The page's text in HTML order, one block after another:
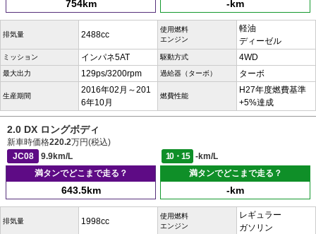
754km -km
排気量 2488cc
使用燃料
エンジン
軽油
ディーゼル
ミッション インパネ5AT 駆動方式 4WD
最大出力 129ps/3200rpm 過給器（ターボ） ターボ
生産期間
2016年02月～201
6年10月
燃費性能
H27年度燃費基準
+5%達成
2.0 DX ロングボディ
新車時価格220.2万円(税込)
JC08
9.9km/L 10・15
-km/L
満タンでどこまで走る？
643.5km
満タンでどこまで走る？
-km
排気量 1998cc
使用燃料
エンジン
レギュラー
ガソリン